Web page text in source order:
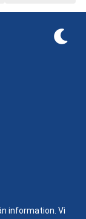
information. Vi